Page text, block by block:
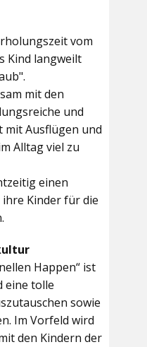
vom
Kind langweilt
mit den
und
mit Ausflügen und
Alltag viel zu
einen
Kinder für die
Happen“ ist
eine tolle
sowie
Im Vorfeld wird
den Kindern der